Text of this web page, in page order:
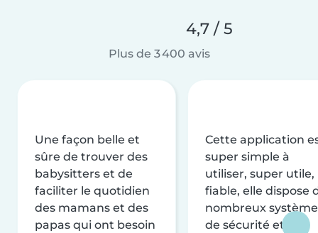
4,7 / 5
Plus de 3 400 avis
Une façon belle et
sûre de trouver des
babysitters et de
faciliter le quotidien
des mamans et des
papas qui ont besoin
Cette application
super simple à
utiliser, super utile,
fiable, elle dispose
nombreux
de sécurité et de